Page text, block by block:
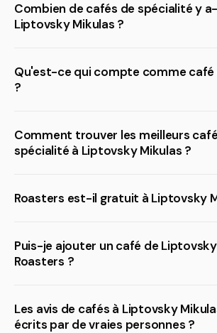
Combien de cafés de spécialité y
Liptovsky Mikulas ?
Qu'est-ce qui compte comme café
?
Comment trouver les meilleurs
spécialité à Liptovsky Mikulas ?
Roasters est-il gratuit à Liptovsky
Puis-je ajouter un café de
Roasters ?
Les avis de cafés à Liptovsky
écrits par de vraies personnes ?